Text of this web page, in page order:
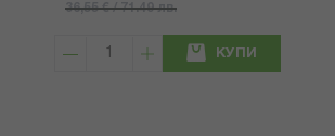
36,55 € / 71.49 лв.
КУПИ